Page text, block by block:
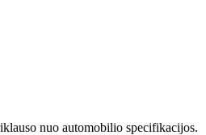
nuo automobilio specifikacijos.